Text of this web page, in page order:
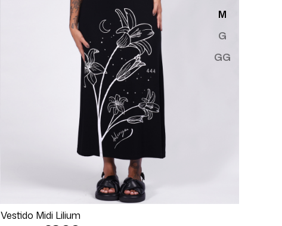
M
G
GG
Vestido Midi Lilium
Comprar